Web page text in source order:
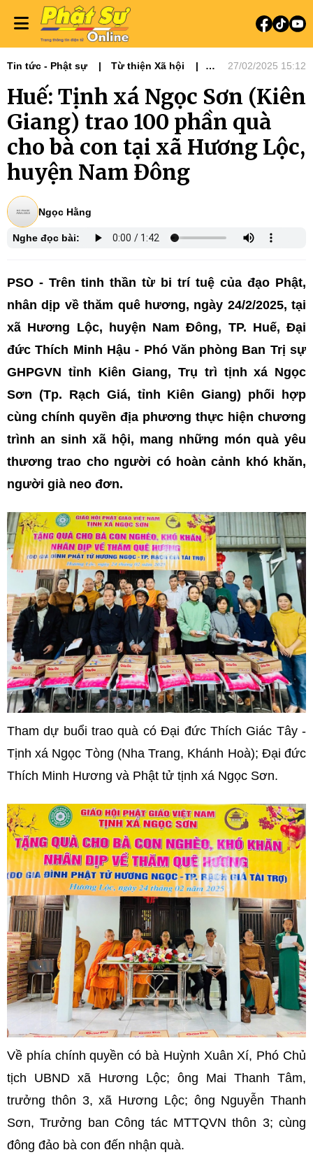
Tin tức - Phật sự
Từ thiện Xã hội
Phật sự miền Trung
27/02/2025 15:12
Huế: Tịnh xá Ngọc Sơn (Kiên
Giang) trao 100 phần quà
cho bà con tại xã Hương Lộc,
huyện Nam Đông
Ngọc Hằng
Nghe đọc bài:
PSO - Trên tinh thần từ bi trí tuệ của đạo Phật,
n hân dịp về thăm quê hương, ngày 24/2/2025, tại
xã Hương Lộc, huyện Nam Đông, TP. Huế, Đại
đức Thích Minh Hậu - Phó Văn phòng Ban Trị sự
GHPGVN tỉnh Kiên Giang, Trụ trì tịnh xá Ngọc
Sơn (Tp. Rạch Giá, tỉnh Kiên Giang) phối hợp
cùng chính quyền địa phương thực hiện chương
trình an sinh xã hội, mang những món quà yêu
thương trao cho người có hoàn cảnh khó khăn,
người già neo đơn.
Tham dự buổi trao quà có Đại đức Thích Giác Tây -
Tịnh xá Ngọc Tòng (Nha Trang, Khánh Hoà); Đại đức
Thích Minh Hương và Phật tử tịnh xá Ngọc Sơn.
Về phía chính quyền có bà Huỳnh Xuân Xí, Phó Chủ
tịch UBND xã Hương Lộc; ông Mai Thanh Tâm,
trưởng thôn 3, xã Hương Lộc; ông Nguyễn Thanh
Sơn, Trưởng ban Công tác MTTQVN thôn 3; cùng
đông đảo bà con đến nhận quà.